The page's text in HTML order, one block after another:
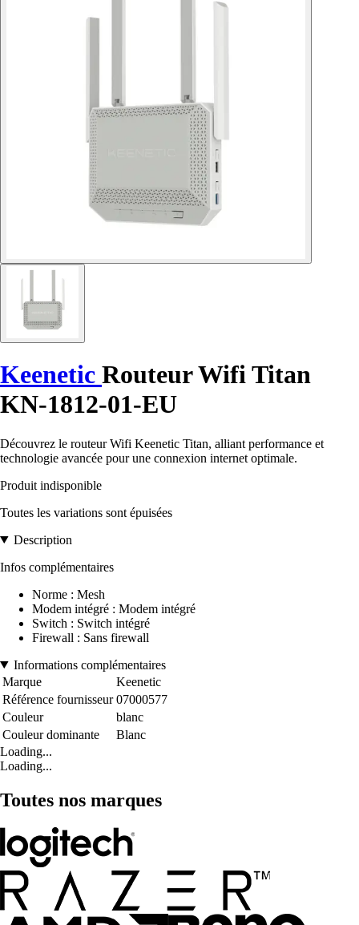
Keenetic Routeur Wifi Titan
KN-1812-01-EU
Découvrez le routeur Wifi Keenetic Titan, alliant performance et
technologie avancée pour une connexion internet optimale.
Produit indisponible
Toutes les variations sont épuisées
Description
Infos complémentaires
Norme : Mesh
Modem intégré : Modem intégré
Switch : Switch intégré
Firewall : Sans firewall
Informations complémentaires
Marque
Keenetic
Référence fournisseur 07000577
Couleur
blanc
Couleur dominante
Blanc
Loading...
Loading...
Toutes nos marques